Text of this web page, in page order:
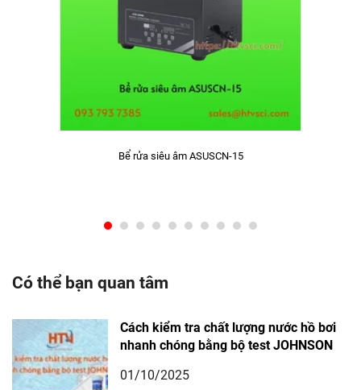
Bể rửa siêu âm ASUSCN-15
Có thể bạn quan tâm
Cách kiểm tra chất lượng nước hồ bơi
nhanh chóng bằng bộ test JOHNSON
01/10/2025